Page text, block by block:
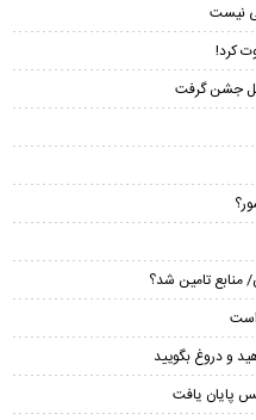
نیست
منابع تامین شد؟
است
و دروغ بگویید
پایان یافت